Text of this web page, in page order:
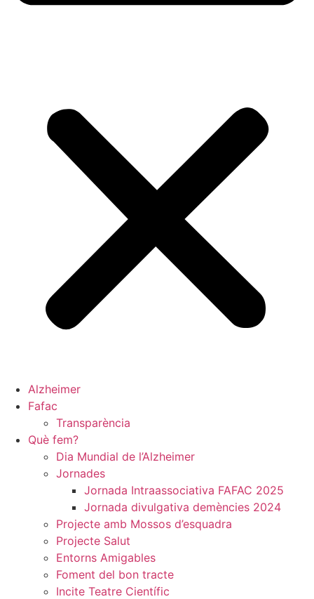
Alzheimer
Fafac
Transparència
Què fem?
Dia Mundial de l’Alzheimer
Jornades
Jornada Intraassociativa FAFAC 2025
Jornada divulgativa​ demències 2024
Projecte amb Mossos d’esquadra
Projecte Salut
Entorns Amigables
Foment del bon tracte
Incite Teatre Científic